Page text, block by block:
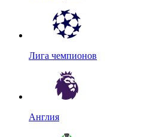
Лига чемпионов
Англия